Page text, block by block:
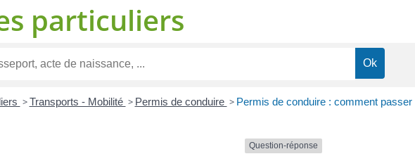
particuliers
> Transports - Mobilité > Permis de conduire > Permis de conduire : comment
Question-réponse